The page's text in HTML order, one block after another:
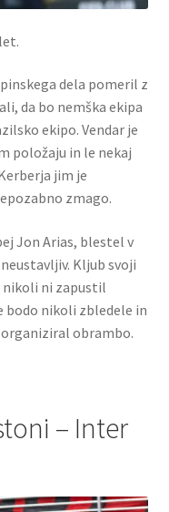
dela pomeril z
da bo nemška ekipa
ekipo. Vendar je
položaju in le nekaj
jim je
zmago.
Jon Arias, blestel v
Kljub svoji
nikoli ni zapustil
bodo nikoli zbledele in
obrambo.
– Inter